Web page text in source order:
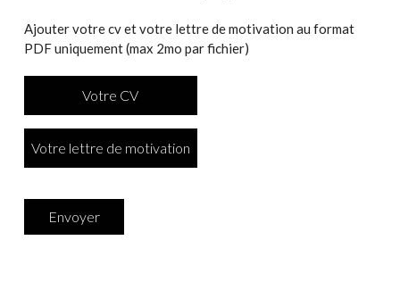
Ajouter votre cv et votre lettre de motivation au format
PDF uniquement (max 2mo par fichier)
Votre CV
Votre lettre de motivation